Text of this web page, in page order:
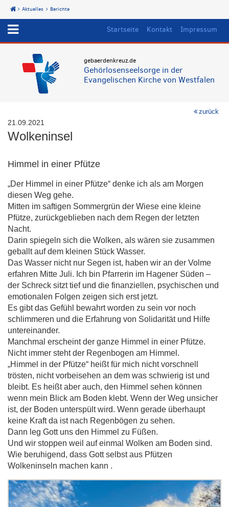
Start
Aktuelles Berichte
Startseite Kontakt Impressum
gebaerdenkreuz.de
Gehörlosenseelsorge in der
Evangelischen Kirche von Westfalen
zurück
21.09.2021
Wolkeninsel
Himmel in einer Pfütze
„Der Himmel in einer Pfütze“ denke ich als am Morgen
diesen Weg gehe.
Mitten im saftigen Sommergrün der Wiese eine kleine
Pfütze, zurückgeblieben nach dem Regen der letzten
Nacht.
Darin spiegeln sich die Wolken, als wären sie zusammen
geballt auf dem kleinen Stück Wasser.
Das Wasser nicht nur Segen ist, haben wir an der Volme
erfahren Mitte Juli. Ich bin Pfarrerin im Hagener Süden –
der Schreck sitzt tief und die finanziellen, psychischen und
emotionalen Folgen zeigen sich erst jetzt.
Es gibt das Gefühl bewahrt worden zu sein vor noch
schlimmeren und die Erfahrung von Solidarität und Hilfe
untereinander.
Manchmal erscheint der ganze Himmel in einer Pfütze.
Nicht immer steht der Regenbogen am Himmel.
„Himmel in der Pfütze“ heißt für mich nicht vorschnell
trösten, nicht vorbeisehen an dem was schwierig ist und
bleibt. Es heißt aber auch, den Himmel sehen können
wenn mein Blick am Boden klebt. Wenn der Weg unsicher
ist, der Boden unterspült wird. Wenn gerade überhaupt
keine Kraft da ist nach Regenbögen zu sehen.
Dann leg Gott uns den Himmel zu Füßen.
Und wir stoppen weil auf einmal Wolken am Boden sind.
Wie beruhigend, dass Gott selbst aus Pfützen
Wolkeninseln machen kann .